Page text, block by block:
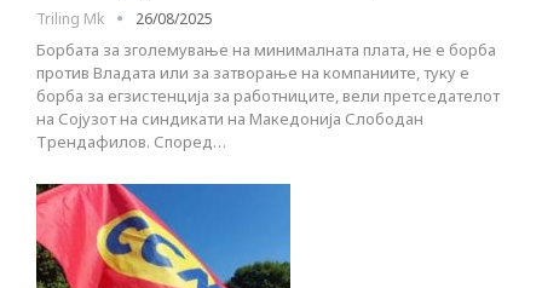
Triling Mk 26/08/2025
Борбата за зголемување на минималната плата, не е борба
против Владата или за затворање на компаниите, туку е
борба за егзистенција за работниците, вели претседателот
на Сојузот на синдикати на Македонија Слободан
Трендафилов. Според…